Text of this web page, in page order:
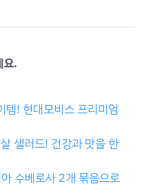
.
템! 현대모비스 프리미엄
샐러드! 건강과 맛을 한
수베로사 2개 묶음으로